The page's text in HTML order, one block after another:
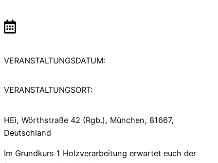
VERANSTALTUNGSDATUM:
VERANSTALTUNGSORT:
HEi, Wörthstraße 42 (Rgb.), München, 81667,
Deutschland
Im Grundkurs 1 Holzverarbeitung erwartet euch der